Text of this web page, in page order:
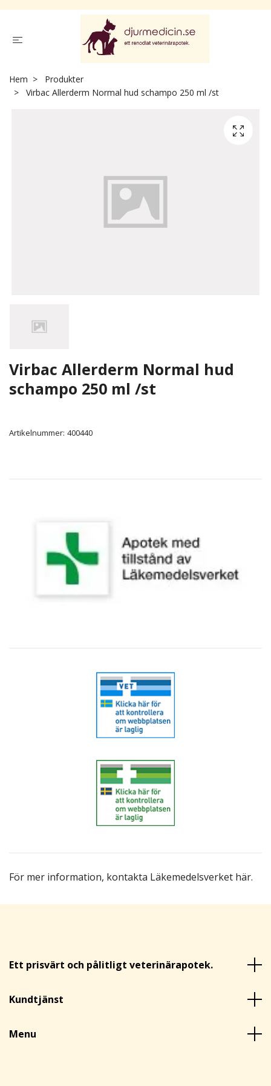
För mer information, kontakta Läkemedelsverket här.
Hem
Produkter
Virbac Allerderm Normal hud schampo 250 ml /st
Virbac Allerderm Normal hud
schampo 250 ml /st
Artikelnummer: 400440
Ett prisvärt och pålitligt veterinärapotek.
Kundtjänst
Menu